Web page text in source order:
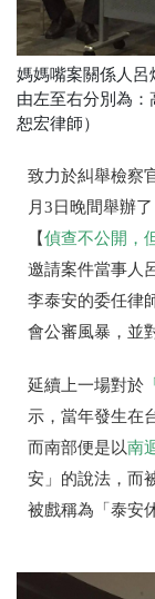
媽媽嘴案關係人呂
由左至右分別為
恕宏律師）
致力於糾舉檢察
月3日晚間舉辦
【偵查不公開，
邀請案件當事人
李泰安的委任律
會公審風暴，並
延續上一場對於
示，當年發生在
而南部便是以南
安」的說法，而
被戲稱為「泰安